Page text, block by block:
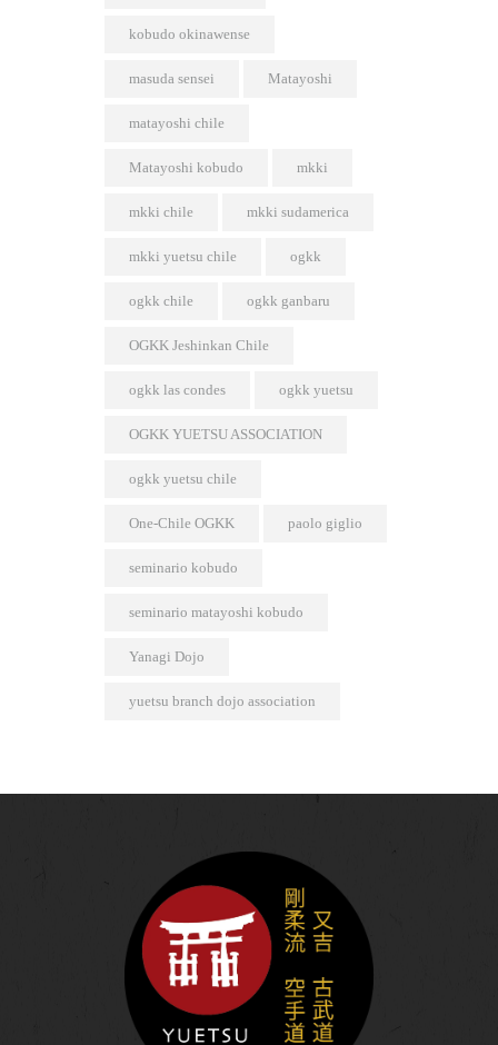
kobudo okinawense
masuda sensei Matayoshi
matayoshi chile
Matayoshi kobudo mkki
mkki chile mkki sudamerica
mkki yuetsu chile ogkk
ogkk chile ogkk ganbaru
OGKK Jeshinkan Chile
ogkk las condes ogkk yuetsu
OGKK YUETSU ASSOCIATION
ogkk yuetsu chile
One-Chile OGKK paolo giglio
seminario kobudo
seminario matayoshi kobudo
Yanagi Dojo
yuetsu branch dojo association